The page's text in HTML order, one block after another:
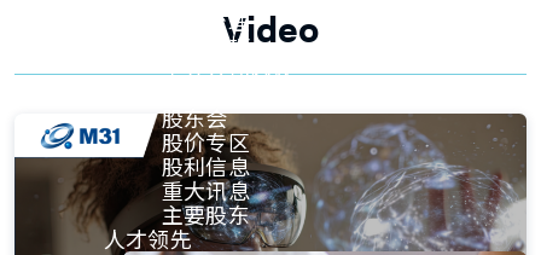
公司治理
内部稽核
重要公司内规
股东会
股价专区
股利信息
重大讯息
主要股东
人才领先
Video​